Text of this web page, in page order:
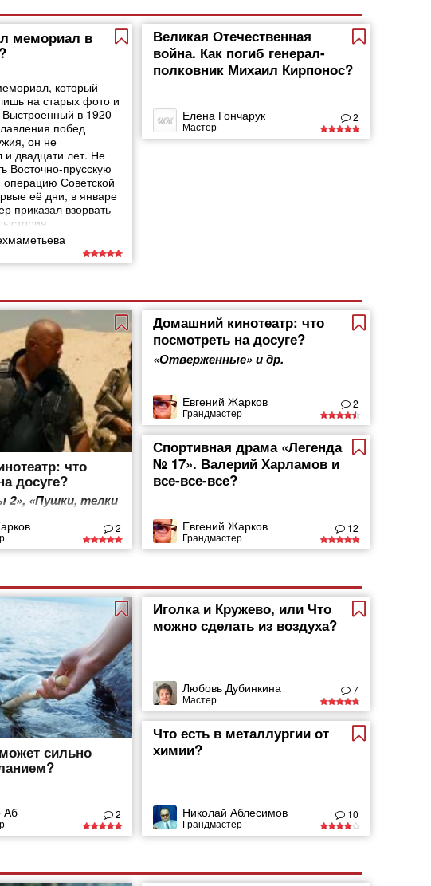
мемориал в
который
на старых фото и
Выстроенный в 1920-
побед
он не
и двадцати лет. Не
Восточно-прусскую
операцию Советской
её дни, в январе
приказал взорвать
Великая Отечественная
война. Как погиб генерал-
полковник Михаил Кирпонос?
Елена Гончарук
Мастер
2
что
досуге?
2», «Пушки, телки
2
Домашний кинотеатр: что
посмотреть на досуге?
«Отверженные» и др.
Евгений Жарков
Грандмастер
2
Спортивная драма «Легенда
№ 17». Валерий Харламов и
все-все-все?
Евгений Жарков
Грандмастер
12
сильно
Аб 2
Иголка и Кружево, или Что
можно сделать из воздуха?
Любовь Дубинкина
Мастер
7
Что есть в металлургии от
химии?
Николай Аблесимов
Грандмастер
10